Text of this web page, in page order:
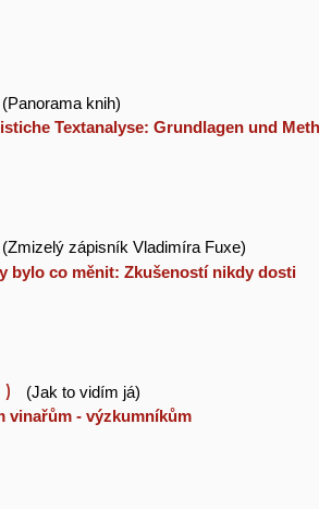
(Panorama knih)
Textanalyse: Grundlagen und
(Zmizelý zápisník Vladimíra Fuxe)
bylo co měnit: Zkušeností nikdy dosti
(Jak to vidím já)
vinařům - výzkumníkům